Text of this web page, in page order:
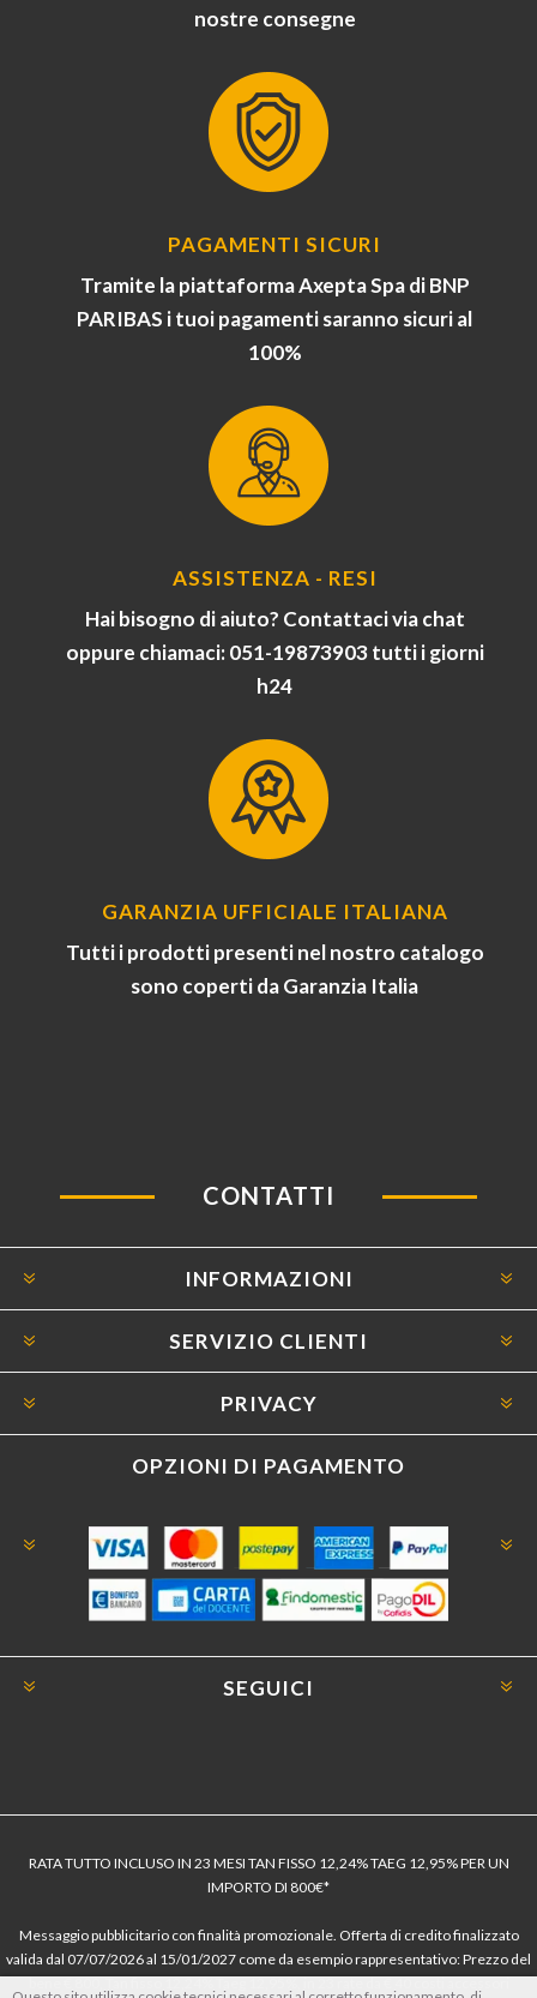
nostre consegne
PAGAMENTI SICURI
Tramite la piattaforma Axepta Spa di BNP
PARIBAS i tuoi pagamenti saranno sicuri al
100%
ASSISTENZA - RESI
Hai bisogno di aiuto? Contattaci via chat
oppure chiamaci: 051-19873903 tutti i giorni
h24
GARANZIA UFFICIALE ITALIANA
Tutti i prodotti presenti nel nostro catalogo
sono coperti da Garanzia Italia
CONTATTI
INFORMAZIONI
SERVIZIO CLIENTI
PRIVACY
OPZIONI DI PAGAMENTO
SEGUICI
RATA TUTTO INCLUSO IN 23 MESI TAN FISSO 12,24% TAEG 12,95% PER UN
IMPORTO DI 800€*
Messaggio pubblicitario con finalità promozionale. Offerta di credito finalizzato
valida dal 07/07/2026 al 15/01/2027 come da esempio rappresentativo: Prezzo del
bene € 800, Tan fisso 12,24% Taeg 12,95%, in 23 rate da € 40 costi accessori